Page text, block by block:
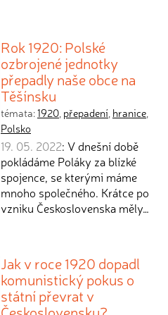
Rok 1920: Polské
ozbrojené jednotky
přepadly naše obce na
Těšínsku
témata:1920, přepadení, hranice,
Polsko
19. 05. 2022: V dnešní době
pokládáme Poláky za blízké
spojence, se kterými máme
mnoho společného. Krátce po
vzniku Československa měly…
Jak v roce 1920 dopadl
komunistický pokus o
státní převrat v